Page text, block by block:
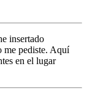
insertado
me pediste. Aquí
en el lugar